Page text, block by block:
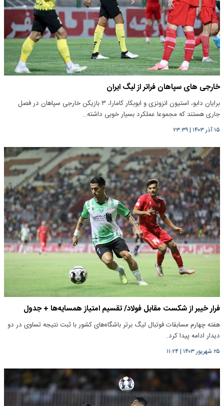
خارجی های سپاهان فراتر از لیگ ایران
برایان دابو، استیون انزونزی و ابوبکار کامارا، ۳ بازیکن خارجی سپاهان در فصل
جاری هستند که مجموعا عملکرد بسیار خوبی داشته…
۱۵ آذر ۱۴۰۳ |۲۳:۳۹
فرار خیبر از شکست مقابل فولاد/ تقسیم امتیاز همسایه‌ها + جدول
هفته چهارم مسابقات فوتبال لیگ برتر باشگاه‌های کشور با ثبت نتیجه تساوی در دو
دیدار ادامه پیدا کرد.
۲۵ شهریور ۱۴۰۳ |۱۱:۲۴